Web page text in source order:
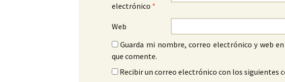
electrónico *
Web
Guarda mi nombre, correo electrónico y web
que comente.
Recibir un correo electrónico con los siguientes